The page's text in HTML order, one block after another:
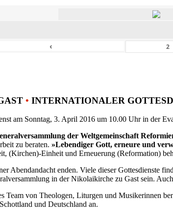
‹
• INTERNATIONALER
am Sonntag, 3. April 2016 um 10.00 Uhr in der
der Weltgemeinschaft
zu beraten. »Lebendiger Gott, erneure und
(Kirchen)-Einheit und Erneuerung (Reformation)
Abendandacht enden. Viele dieser Gottesdienste
in der Nikolaikirche zu Gast sein.
Team von Theologen, Liturgen und Musikerinnen
und Deutschland an.